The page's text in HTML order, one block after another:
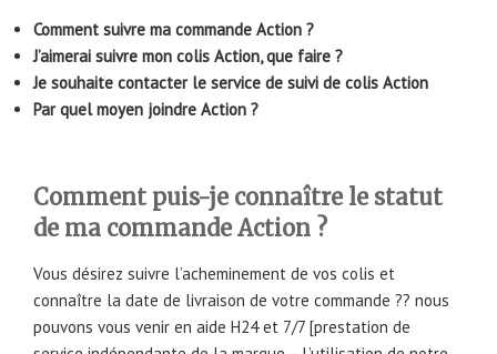
Comment suivre ma commande Action ?
J’aimerai suivre mon colis Action, que faire ?
Je souhaite contacter le service de suivi de colis Action
Par quel moyen joindre Action ?
Comment puis-je connaître le statut
de ma commande Action ?
Vous désirez suivre l’acheminement de vos colis et
connaître la date de livraison de votre commande ?? nous
pouvons vous venir en aide H24 et 7/7 [prestation de